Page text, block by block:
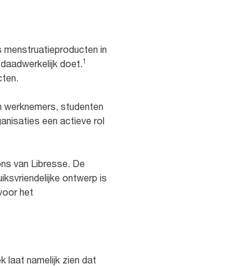
in
doet.1
studenten
een actieve rol
van Libresse. De
ontwerp is
het
laat namelijk zien dat